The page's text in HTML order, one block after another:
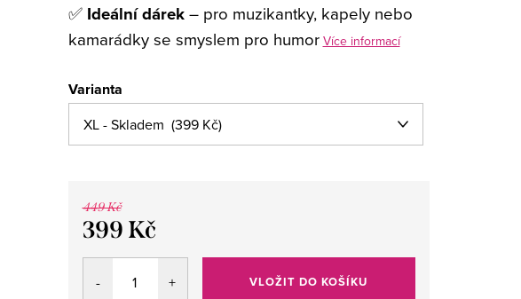
✅ Ideální dárek– pro muzikantky, kapely nebo
kamarádky se smyslem pro humor Více informací
Varianta
449 Kč
399 Kč
Měrná
VLOŽIT DO KOŠÍKU